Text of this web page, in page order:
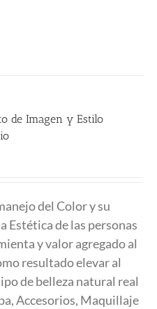
de Imagen y Estilo
€.
es:
150.00 €.
del Color y su
Estética de las personas
y valor agregado al
resultado elevar al
de belleza natural real
Accesorios, Maquillaje